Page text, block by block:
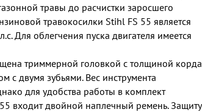
травы до расчистки заросшего
травокосилки Stihl FS 55 является
Для облегчения пуска двигателя имеется
триммерной головкой с толщиной корда
двумя зубьями. Вес инструмента
для удобства работы в комплект
входит двойной наплечный ремень. Защиту